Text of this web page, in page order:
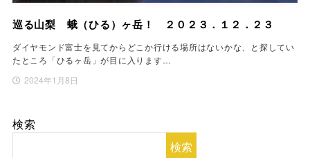
巡る山梨 蛾（ひる）ヶ岳！ ２０２３．１２．２３
ダイヤモンド富士を見てからどこか行ける場所はないかな、と探してい
たところ「ひるヶ岳」が目に入ります…
2024年1月8日
検索
検索